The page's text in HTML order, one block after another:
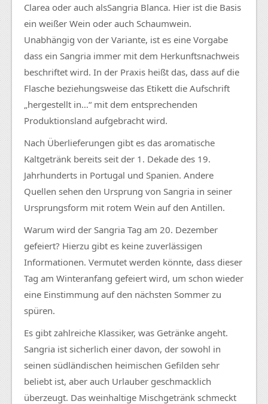
Clarea oder auch alsSangria Blanca. Hier ist die Basis
ein weißer Wein oder auch Schaumwein.
Unabhängig von der Variante, ist es eine Vorgabe
dass ein Sangria immer mit dem Herkunftsnachweis
beschriftet wird. In der Praxis heißt das, dass auf die
Flasche beziehungsweise das Etikett die Aufschrift
„hergestellt in…“ mit dem entsprechenden
Produktionsland aufgebracht wird.
Nach Überlieferungen gibt es das aromatische
Kaltgetränk bereits seit der 1. Dekade des 19.
Jahrhunderts in Portugal und Spanien. Andere
Quellen sehen den Ursprung von Sangria in seiner
Ursprungsform mit rotem Wein auf den Antillen.
Warum wird der Sangria Tag am 20. Dezember
gefeiert? Hierzu gibt es keine zuverlässigen
Informationen. Vermutet werden könnte, dass dieser
Tag am Winteranfang gefeiert wird, um schon wieder
eine Einstimmung auf den nächsten Sommer zu
spüren.
Es gibt zahlreiche Klassiker, was Getränke angeht.
Sangria ist sicherlich einer davon, der sowohl in
seinen südländischen heimischen Gefilden sehr
beliebt ist, aber auch Urlauber geschmacklich
überzeugt. Das weinhaltige Mischgetränk schmeckt